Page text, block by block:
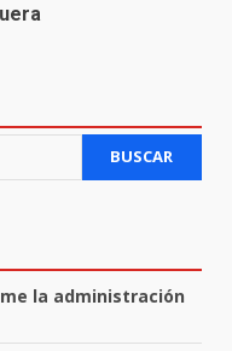
BUSCAR
la administración